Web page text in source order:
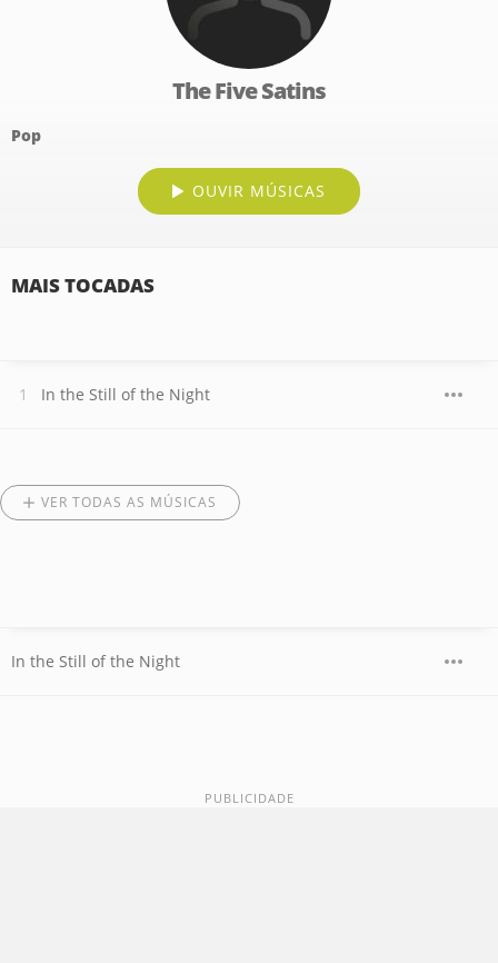
The Five Satins
Pop
OUVIR MÚSICAS
MAIS TOCADAS
In the Still of the Night
VER TODAS AS MÚSICAS
In the Still of the Night